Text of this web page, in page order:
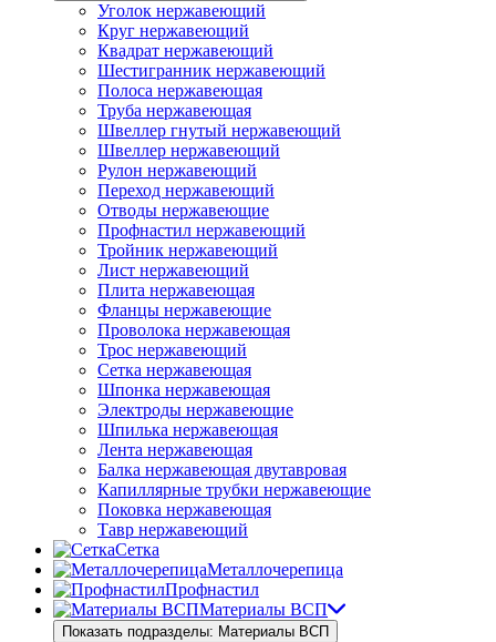
Уголок нержавеющий
Круг нержавеющий
Квадрат нержавеющий
Шестигранник нержавеющий
Полоса нержавеющая
Труба нержавеющая
Швеллер гнутый нержавеющий
Швеллер нержавеющий
Рулон нержавеющий
Переход нержавеющий
Отводы нержавеющие
Профнастил нержавеющий
Тройник нержавеющий
Лист нержавеющий
Плита нержавеющая
Фланцы нержавеющие
Проволока нержавеющая
Трос нержавеющий
Сетка нержавеющая
Шпонка нержавеющая
Электроды нержавеющие
Шпилька нержавеющая
Лента нержавеющая
Балка нержавеющая двутавровая
Капиллярные трубки нержавеющие
Поковка нержавеющая
Тавр нержавеющий
Сетка
Металлочерепица
Профнастил
Материалы ВСП
Показать подразделы: Материалы ВСП